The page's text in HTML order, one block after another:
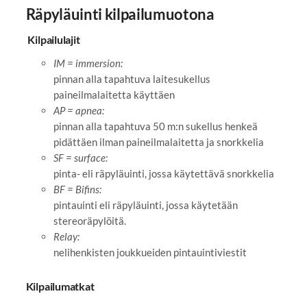
Räpyläuinti kilpailumuotona
Kilpailulajit
IM = immersion:
pinnan alla tapahtuva laitesukellus
paineilmalaitetta käyttäen
AP = apnea:
pinnan alla tapahtuva 50 m:n sukellus henkeä
pidättäen ilman paineilmalaitetta ja snorkkelia
SF = surface:
pinta- eli räpyläuinti, jossa käytettävä snorkkelia
BF = Bifins:
pintauinti eli räpyläuinti, jossa käytetään
stereoräpylöitä.
Relay:
nelihenkisten joukkueiden pintauintiviestit
Kilpailumatkat